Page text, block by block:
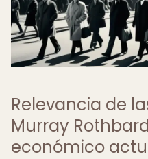
Relevancia de
Murray
económico